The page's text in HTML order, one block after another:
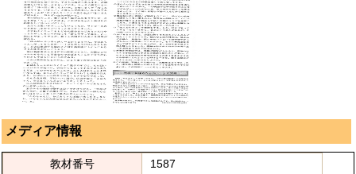
メディア情報
教材番号
1587